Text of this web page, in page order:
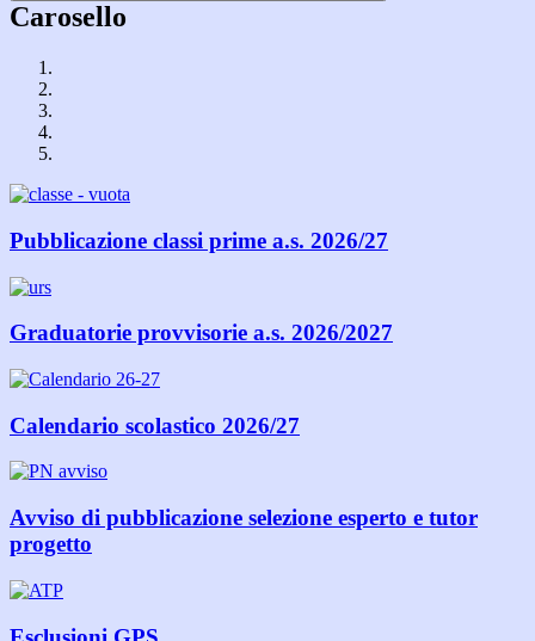
Carosello
Pubblicazione classi prime a.s. 2026/27
Graduatorie provvisorie a.s. 2026/2027
Calendario scolastico 2026/27
Avviso di pubblicazione selezione esperto e tutor
progetto